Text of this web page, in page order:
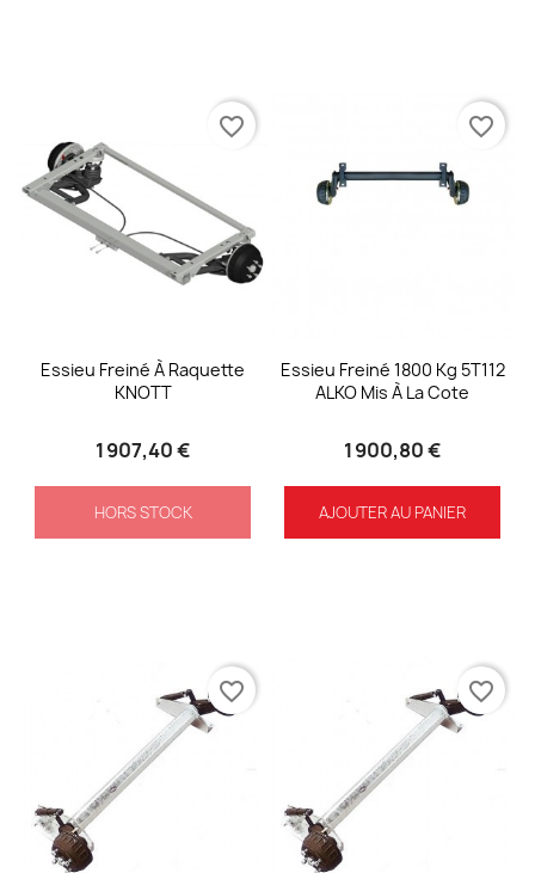
Essieu Freiné À Raquette
KNOTT
1 907,40 €
HORS STOCK
favorite_border
Essieu Freiné 1800 Kg 5T112
ALKO Mis À La Cote
1 900,80 €
AJOUTER AU PANIER
favorite_border
favorite_border favorite_border